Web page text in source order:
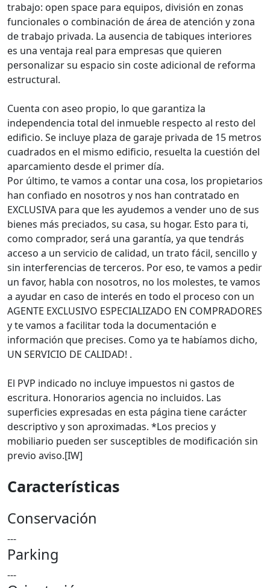
trabajo: open space para equipos, división en zonas
funcionales o combinación de área de atención y zona
de trabajo privada. La ausencia de tabiques interiores
es una ventaja real para empresas que quieren
personalizar su espacio sin coste adicional de reforma
estructural.
Cuenta con aseo propio, lo que garantiza la
independencia total del inmueble respecto al resto del
edificio. Se incluye plaza de garaje privada de 15 metros
cuadrados en el mismo edificio, resuelta la cuestión del
aparcamiento desde el primer día.
Por último, te vamos a contar una cosa, los propietarios
han confiado en nosotros y nos han contratado en
EXCLUSIVA para que les ayudemos a vender uno de sus
bienes más preciados, su casa, su hogar. Esto para ti,
como comprador, será una garantía, ya que tendrás
acceso a un servicio de calidad, un trato fácil, sencillo y
sin interferencias de terceros. Por eso, te vamos a pedir
un favor, habla con nosotros, no los molestes, te vamos
a ayudar en caso de interés en todo el proceso con un
AGENTE EXCLUSIVO ESPECIALIZADO EN COMPRADORES
y te vamos a facilitar toda la documentación e
información que precises. Como ya te habíamos dicho,
UN SERVICIO DE CALIDAD! .
El PVP indicado no incluye impuestos ni gastos de
escritura. Honorarios agencia no incluidos. Las
superficies expresadas en esta página tiene carácter
descriptivo y son aproximadas. *Los precios y
mobiliario pueden ser susceptibles de modificación sin
previo aviso.[IW]
Características
Conservación
---
Parking
---